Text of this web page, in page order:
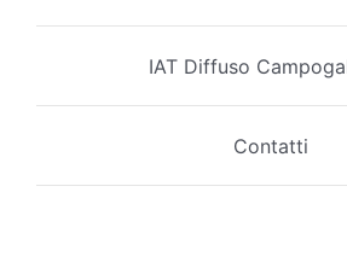
IAT Diffuso
Contatti